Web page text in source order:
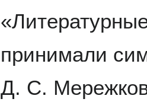
принимали
Д. С.